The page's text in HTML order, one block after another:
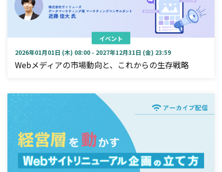
イベント
2026年01月01日 (木) 08:00 - 2027年12月31日 (金) 23:59
Webメディアの市場動向と、これからの生存戦略